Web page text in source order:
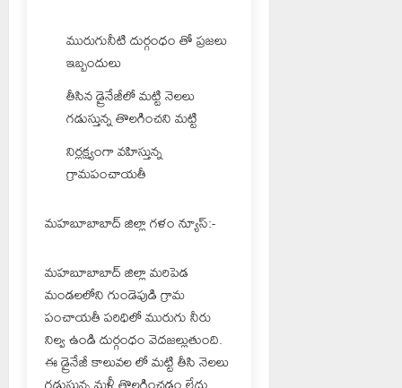
మురుగునీటి దుర్గంధం తో ప్రజలు
ఇబ్బందులు
తీసిన డ్రైనేజీలో మట్టి నెలలు
గడుస్తున్న తొలగించని మట్టి
నిర్లక్ష్యంగా వహిస్తున్న
గ్రామపంచాయతీ
మహబూబాబాద్ జిల్లా గళం న్యూస్:-
మహబూబాబాద్ జిల్లా మరిపెడ
మండలలోని గుండెపుడి గ్రామ
పంచాయతీ పరిధిలో మురుగు నీరు
నిల్వ ఉండి దుర్గంధం వెదజల్లుతుంది.
ఈ డ్రైనేజీ కాలువల లో మట్టి తీసి నెలలు